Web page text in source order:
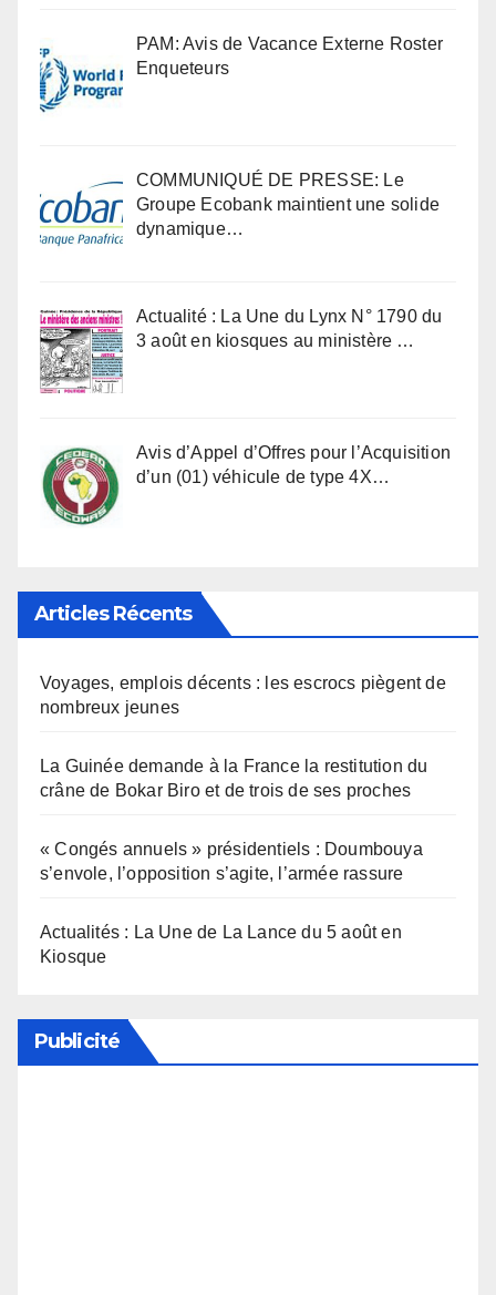
PAM: Avis de Vacance Externe Roster
Enqueteurs
COMMUNIQUÉ DE PRESSE: Le
Groupe Ecobank maintient une solide
dynamique…
Actualité : La Une du Lynx N° 1790 du
3 août en kiosques au ministère …
Avis d’Appel d’Offres pour l’Acquisition
d’un (01) véhicule de type 4X…
Articles Récents
Voyages, emplois décents : les escrocs piègent de
nombreux jeunes
La Guinée demande à la France la restitution du
crâne de Bokar Biro et de trois de ses proches
« Congés annuels » présidentiels : Doumbouya
s’envole, l’opposition s’agite, l’armée rassure
Actualités : La Une de La Lance du 5 août en
Kiosque
Publicité